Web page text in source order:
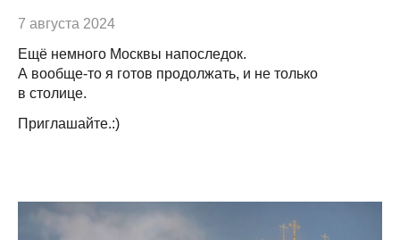
7 августа 2024
Ещё немного Москвы напоследок.
А вообще-то я готов продолжать, и не только
в столице.
Приглашайте.:)